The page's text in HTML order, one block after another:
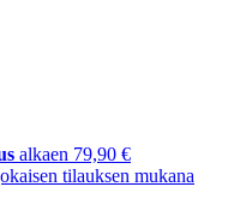
alkaen 79,90 €
tilauksen mukana